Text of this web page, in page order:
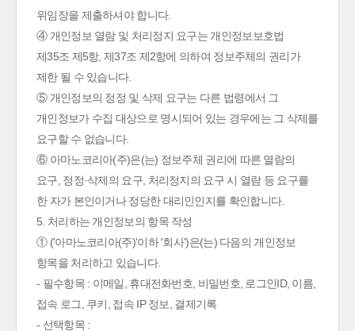
위임장을 제출하셔야 합니다.
④ 개인정보 열람 및 처리정지 요구는 개인정보보호법
제35조 제5항, 제37조 제2항에 의하여 정보주체의 권리가
제한 될 수 있습니다.
⑤ 개인정보의 정정 및 삭제 요구는 다른 법령에서 그
개인정보가 수집 대상으로 명시되어 있는 경우에는 그 삭제를
요구할 수 없습니다.
⑥ 아마노코리아(주)은(는) 정보주체 권리에 따른 열람의
요구, 정정·삭제의 요구, 처리정지의 요구 시 열람 등 요구를
한 자가 본인이거나 정당한 대리인인지를 확인합니다.
5. 처리하는 개인정보의 항목 작성
① ('아마노코리아(주)'이하 '회사')은(는) 다음의 개인정보
항목을 처리하고 있습니다.
- 필수항목 : 이메일, 휴대전화번호, 비밀번호, 로그인ID, 이름,
접속 로그, 쿠키, 접속 IP 정보, 결제기록
- 선택항목 :